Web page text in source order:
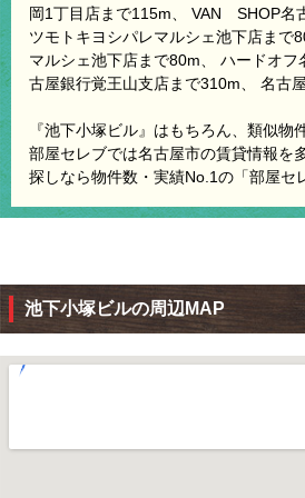
岡1丁目店まで115m、 VAN SHOP名
ツモトキヨシパレマルシェ池下店まで
マルシェ池下店まで80m、 ハードオ
古屋銀行覚王山支店まで310m、 名古
『池下小塚ビル』はもちろん、類似物
部屋セレブでは名古屋市の賃貸情報を
探しなら物件数・実績No.1の「部屋セ
池下小塚ビルの周辺MAP